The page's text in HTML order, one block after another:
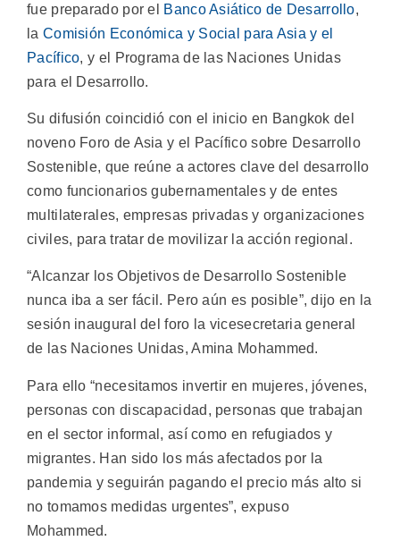
fue preparado por el Banco Asiático de Desarrollo,
la Comisión Económica y Social para Asia y el
Pacífico, y el Programa de las Naciones Unidas
para el Desarrollo.
Su difusión coincidió con el inicio en Bangkok del
noveno Foro de Asia y el Pacífico sobre Desarrollo
Sostenible, que reúne a actores clave del desarrollo
como funcionarios gubernamentales y de entes
multilaterales, empresas privadas y organizaciones
civiles, para tratar de movilizar la acción regional.
“Alcanzar los Objetivos de Desarrollo Sostenible
nunca iba a ser fácil. Pero aún es posible”, dijo en la
sesión inaugural del foro la vicesecretaria general
de las Naciones Unidas, Amina Mohammed.
Para ello “necesitamos invertir en mujeres, jóvenes,
personas con discapacidad, personas que trabajan
en el sector informal, así como en refugiados y
migrantes. Han sido los más afectados por la
pandemia y seguirán pagando el precio más alto si
no tomamos medidas urgentes”, expuso
Mohammed.